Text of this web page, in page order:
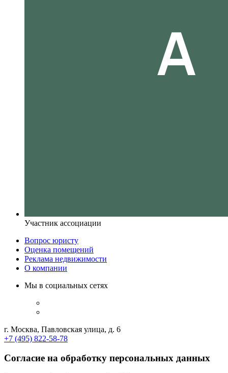
Участник ассоциации
Вопрос юристу
Оценка помещений
Реклама недвижимости
О компании
Мы в социальных сетях
г. Москва, Павловская улица, д. 6
+7 (495) 822-58-78
Согласие на обработку персональных данных